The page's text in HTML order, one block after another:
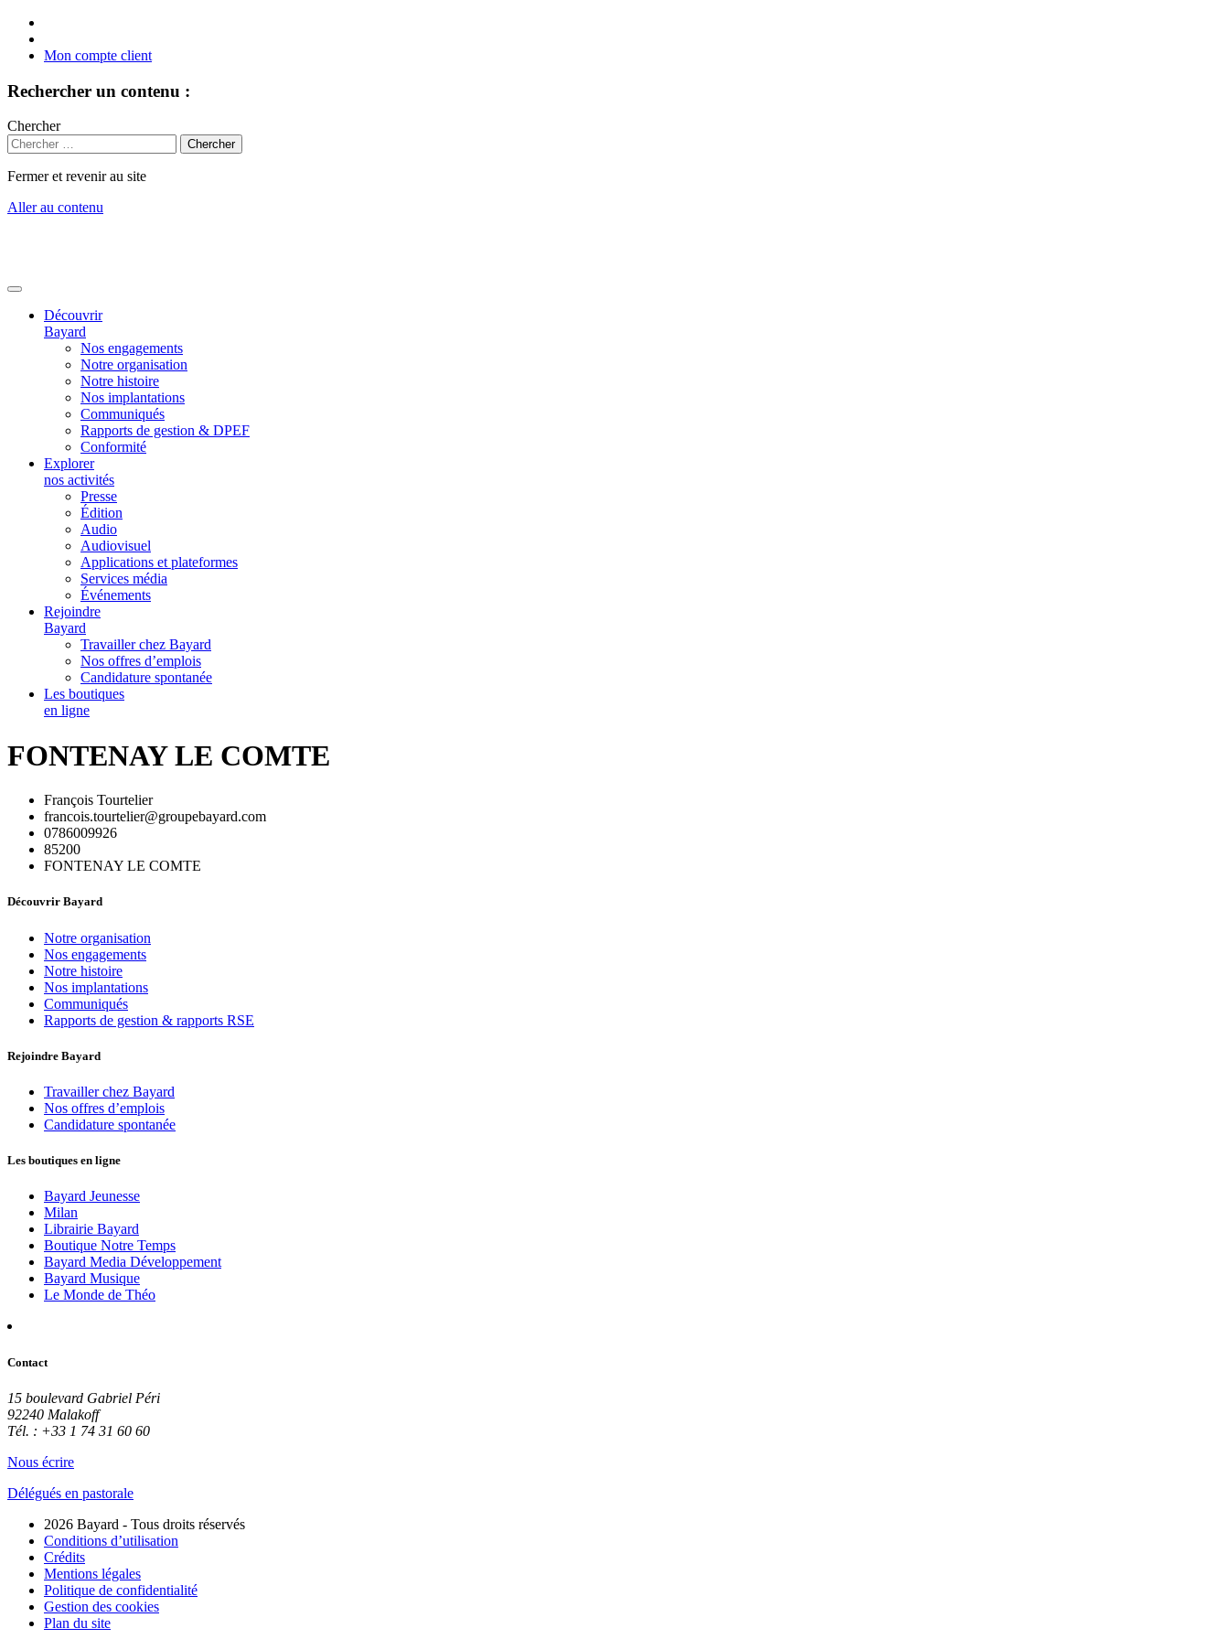
Mon compte client
Rechercher un contenu :
Chercher
Fermer et revenir au site
Aller au contenu
Découvrir
Bayard
Nos engagements
Notre organisation
Notre histoire
Nos implantations
Communiqués
Rapports de gestion & DPEF
Conformité
Explorer
nos activités
Presse
Édition
Audio
Audiovisuel
Applications et plateformes
Services média
Événements
Rejoindre
Bayard
Travailler chez Bayard
Nos offres d’emplois
Candidature spontanée
Les boutiques
en ligne
FONTENAY LE COMTE
François Tourtelier
francois.tourtelier@groupebayard.com
0786009926
85200
FONTENAY LE COMTE
Découvrir Bayard
Notre organisation
Nos engagements
Notre histoire
Nos implantations
Communiqués
Rapports de gestion & rapports RSE
Rejoindre Bayard
Travailler chez Bayard
Nos offres d’emplois
Candidature spontanée
Les boutiques en ligne
Bayard Jeunesse
Milan
Librairie Bayard
Boutique Notre Temps
Bayard Media Développement
Bayard Musique
Le Monde de Théo
Contact
15 boulevard Gabriel Péri
92240 Malakoff
Tél. : +33 1 74 31 60 60
Nous écrire
Délégués en pastorale
2026 Bayard - Tous droits réservés
Conditions d’utilisation
Crédits
Mentions légales
Politique de confidentialité
Gestion des cookies
Plan du site